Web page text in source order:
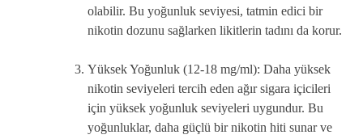
olabilir. Bu yoğunluk seviyesi, tatmin edici bir
nikotin dozunu sağlarken likitlerin tadını da korur.
Yüksek Yoğunluk (12-18 mg/ml): Daha yüksek
nikotin seviyeleri tercih eden ağır sigara içicileri
için yüksek yoğunluk seviyeleri uygundur. Bu
yoğunluklar, daha güçlü bir nikotin hiti sunar ve